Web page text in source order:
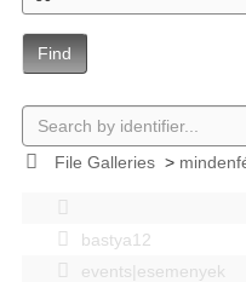
Find
File Galleries>
bastya12
events|esemenyek